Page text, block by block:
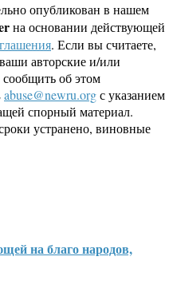
опубликован в нашем
на основании действующей
. Если вы считаете,
авторские и/или
об этом
abuse@newru.orgс указанием
спорный материал.
устранено, виновные
на благо народов,